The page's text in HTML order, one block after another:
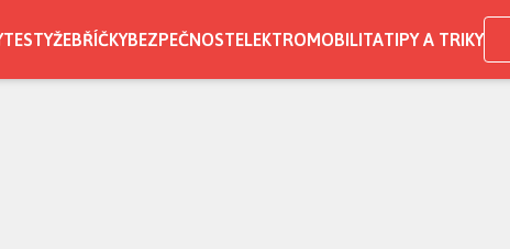
TESTYŽEBŘÍČKYBEZPEČNOSTELEKTROMOBILITATIPY A TRIKY